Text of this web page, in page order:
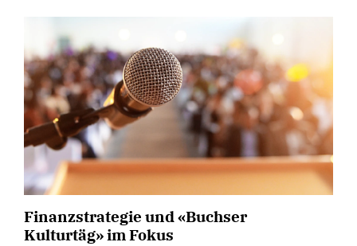
Finanzstrategie und «Buchser
Kulturtäg» im Fokus